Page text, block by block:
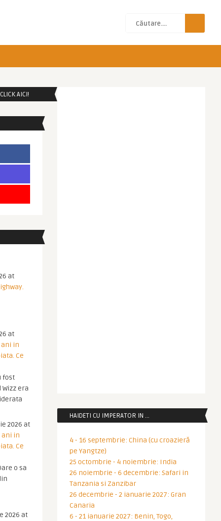
AICI!
at
at
ani in
Ce
fost
era
2026 at
ani in
Ce
o sa
2026 at
HAIDETI CU IMPERATOR IN …
4 - 16 septembrie: China (cu croazieră
pe Yangtze)
25 octombrie - 4 noiembrie: India
26 noiembrie - 6 decembrie: Safari in
Tanzania si Zanzibar
26 decembrie - 2 ianuarie 2027: Gran
Canaria
6 - 21 ianuarie 2027: Benin, Togo,